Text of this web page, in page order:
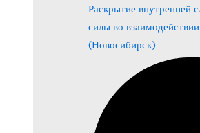
Раскрытие внутренней
силы во
(Новосибирск)